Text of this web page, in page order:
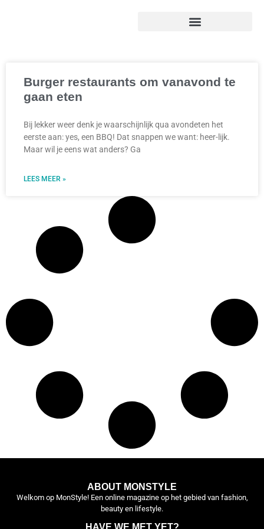
Burger restaurants om vanavond te
gaan eten
Bij lekker weer denk je waarschijnlijk qua avondeten het
eerste aan: yes, een BBQ! Dat snappen we want: heer-lijk.
Maar wil je eens wat anders? Ga
LEES MEER »
ABOUT MONSTYLE
Welkom op MonStyle! Een online magazine op het gebied van fashion,
beauty en lifestyle.